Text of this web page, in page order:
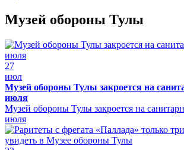
Музей обороны Тулы
27
июл
Музей обороны Тулы закроется на
июля
Музей обороны Тулы закроется на
июля